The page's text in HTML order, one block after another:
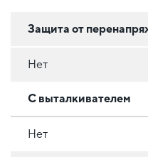
Защита от
Нет
С выталкивателем
Нет